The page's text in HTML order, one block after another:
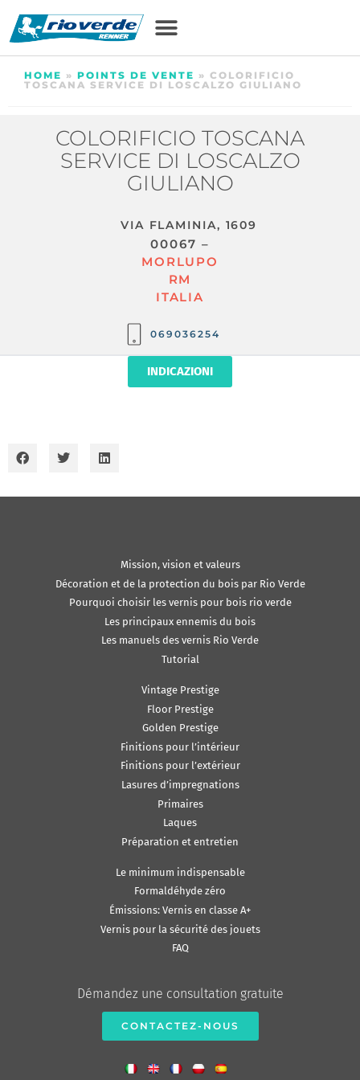
HOME » POINTS DE VENTE » COLORIFICIO
TOSCANA SERVICE DI LOSCALZO GIULIANO
COLORIFICIO TOSCANA
SERVICE DI LOSCALZO
GIULIANO
VIA FLAMINIA, 1609
00067 –
MORLUPO
RM
ITALIA
069036254
INDICAZIONI
Mission, vision et valeurs
Décoration et de la protection du bois par Rio Verde
Pourquoi choisir les vernis pour bois rio verde
Les principaux ennemis du bois
Les manuels des vernis Rio Verde
Tutorial
Vintage Prestige
Floor Prestige
Golden Prestige
Finitions pour l’intérieur
Finitions pour l’extérieur
Lasures d’impregnations
Primaires
Laques
Préparation et entretien
Le minimum indispensable
Formaldéhyde zéro
Émissions: Vernis en classe A+
Vernis pour la sécurité des jouets
FAQ
Démandez une consultation gratuite
CONTACTEZ-NOUS